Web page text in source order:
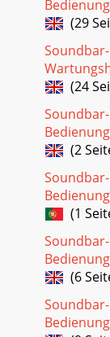
(29
(24
(2
(1
(6